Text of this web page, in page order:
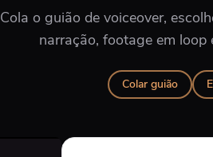
Cola o guião de voiceover,
narração, footage em loop
Colar guião